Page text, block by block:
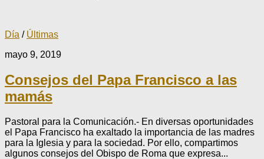
Día / Últimas
mayo 9, 2019
Consejos del Papa Francisco a las
mamás
Pastoral para la Comunicación.- En diversas oportunidades
el Papa Francisco ha exaltado la importancia de las madres
para la Iglesia y para la sociedad. Por ello, compartimos
algunos consejos del Obispo de Roma que expresa...